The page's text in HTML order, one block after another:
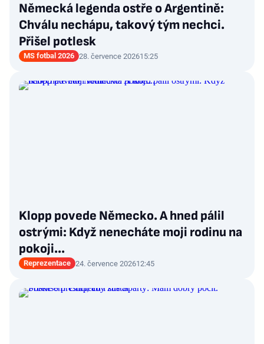
Německá legenda ostře o Argentině:
Chválu nechápu, takový tým nechci.
Přišel potlesk
MS fotbal 2026 28. července 202615:25
Klopp povede Německo. A hned pálil
ostrými: Když nenecháte moji rodinu na
pokoji...
Reprezentace 24. července 202612:45